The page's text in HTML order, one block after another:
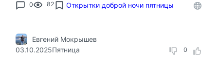
0 82 Открытки доброй ночи пятницы
0
Евгений Мокрышев
03.10.2025Пятница